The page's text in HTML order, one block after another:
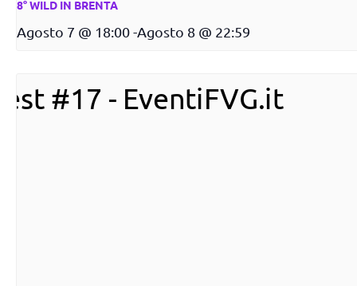
8° WILD IN BRENTA
Agosto 7 @ 18:00-Agosto 8 @ 22:59